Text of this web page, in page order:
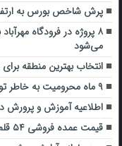
پرش شاخص بورس به ارتفاع ۲ میلیون و ۳۰۰ هزار
می‌شود
انتخاب بهترین منطقه برای
۹ ماه محرومیت به خاطر توهین به داور
اطلاعیه آموزش و پرورش
قیمت عمده فروشی ۵۴ قلم میوه اعلام شد